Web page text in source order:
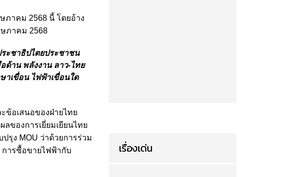
ภาคม 2568 นี้ โดยอ้าง
ภาคม 2568
ะชาธิปไตยประชาชน
ด้าน พลังงาน ลาว-ไทย
าเขื่อน ไฟฟ้าเขื่อนใด
ข้อเสนอของฝ่ายไทย
ของการเยี่ยมเยียนไทย
รุง MOU ว่าด้วยการร่วม
การซื้อขายไฟฟ้ากับ
เรื่องเด่น